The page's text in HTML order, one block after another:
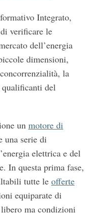
Integrato,
verificare le
dell’energia
dimensioni,
la
qualificanti del
un motore di
serie di
elettrica e del
In questa prima fase,
tutte le offerte
equiparate di
ma condizioni